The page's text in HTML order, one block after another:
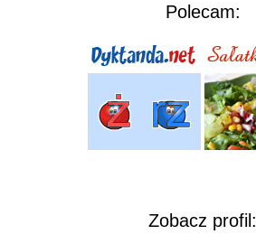
Polecam:
Zobacz profil: